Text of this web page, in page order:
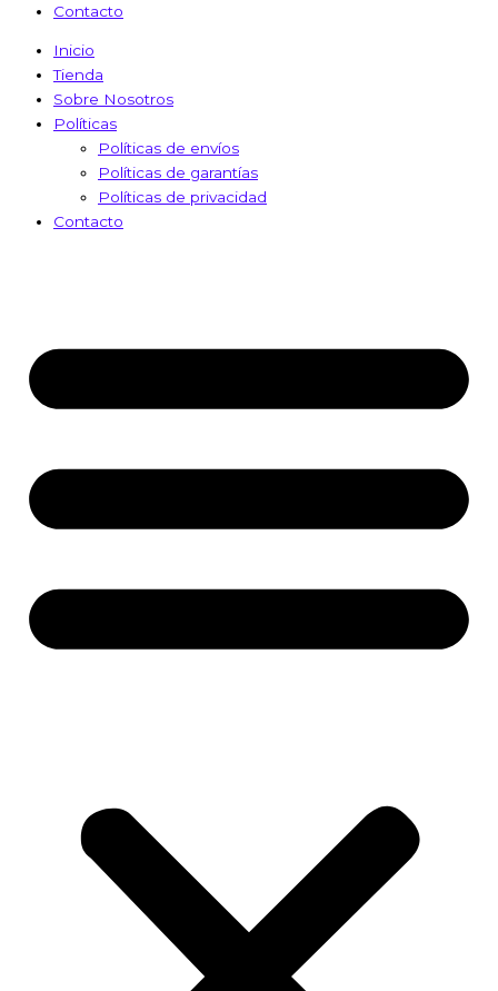
Contacto
Inicio
Tienda
Sobre Nosotros
Políticas
Políticas de envíos
Políticas de garantías
Políticas de privacidad
Contacto